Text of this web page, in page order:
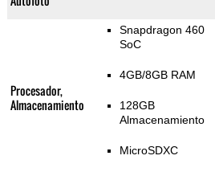
Procesador,
Almacenamiento
Snapdragon 460
SoC
4GB/8GB RAM
128GB
Almacenamiento
MicroSDXC